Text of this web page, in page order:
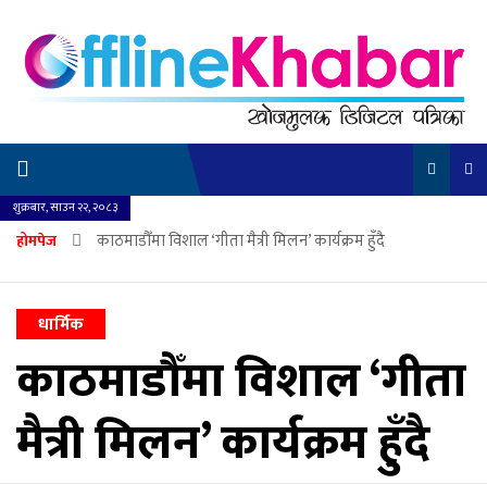
शुक्रबार, साउन २२, २०८३
होमपेज काठमाडौँमा विशाल ‘गीता मैत्री मिलन’ कार्यक्रम हुँदै
धार्मिक
काठमाडौँमा विशाल ‘गीता
मैत्री मिलन’ कार्यक्रम हुँदै